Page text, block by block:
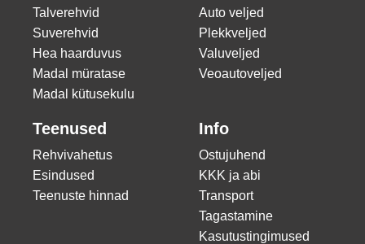
Talverehvid
Suverehvid
Hea haarduvus
Madal müratase
Madal kütusekulu
Auto veljed
Plekkveljed
Valuveljed
Veoautoveljed
Teenused
Rehvivahetus
Esindused
Teenuste hinnad
Info
Ostujuhend
KKK ja abi
Transport
Tagastamine
Kasutustingimused